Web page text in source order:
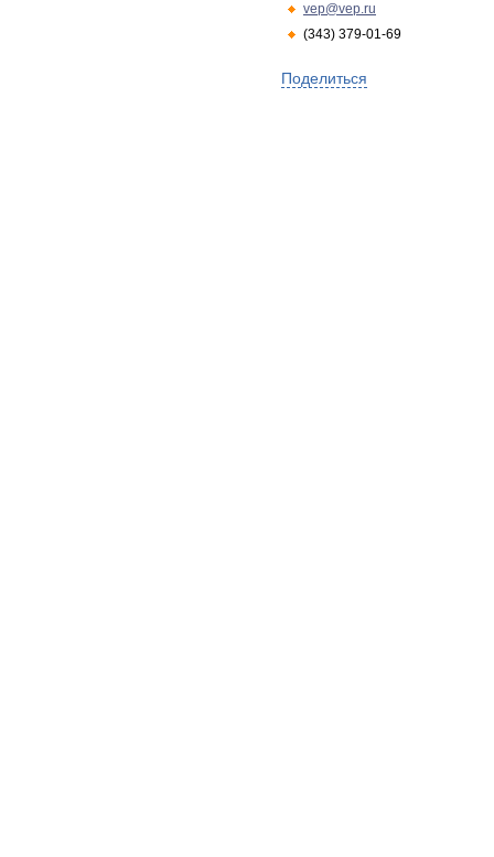
vep@vep.ru
(343) 379-01-69
Поделиться